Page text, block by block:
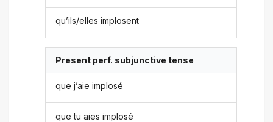
qu’ils/elles implosent
Present perf. subjunctive tense
que j’aie implosé
que tu aies implosé